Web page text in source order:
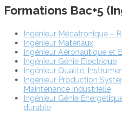
Formations Bac+5
Ingénieur Mécatronique –
Ingénieur Matériaux
Ingénieur Aéronautique et
Ingénieur Génie Électrique
Ingénieur Qualité,
Ingénieur Production
Maintenance Industrielle
Ingénieur Génie
durable